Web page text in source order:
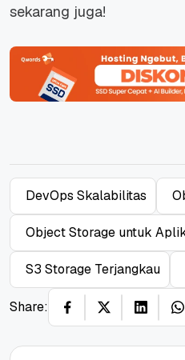
sekarang juga!
DevOps Skalabilitas
Object Storage untuk
S3 Storage Terjangkau
Share: